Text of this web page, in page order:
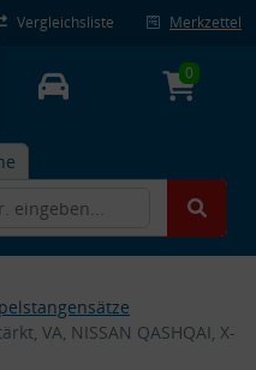
Vergleichsliste Merkzettel
0
VA, NISSAN QASHQAI, X-